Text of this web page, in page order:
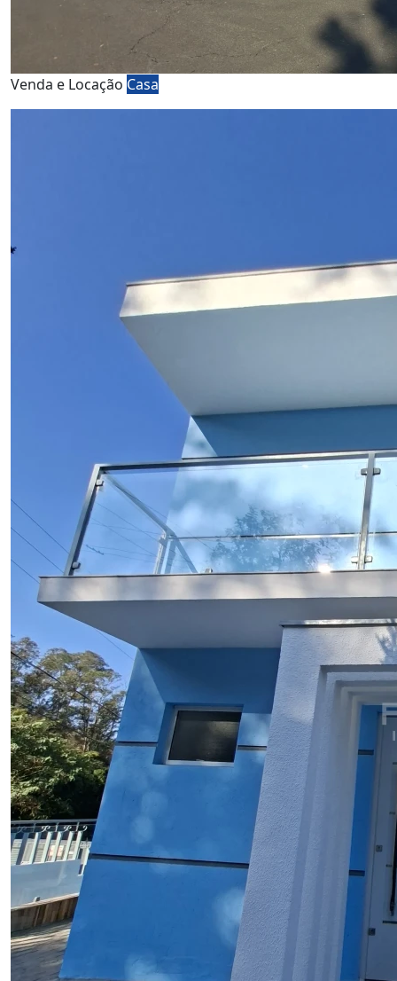
Venda e Locação Casa